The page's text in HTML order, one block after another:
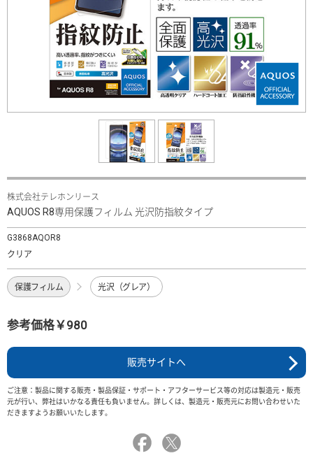
株式会社テレホンリース
AQUOS R8専用保護フィルム 光沢防指紋タイプ
G3868AQOR8
クリア
保護フィルム 光沢（グレア）
参考価格￥980
販売サイトへ
ご注意：製品に関する販売・製品保証・サポート・アフターサービス等の対応は製造元・販売
元が行い、弊社はいかなる責任も負いません。詳しくは、製造元・販売元にお問い合わせいた
だきますようお願いいたします。